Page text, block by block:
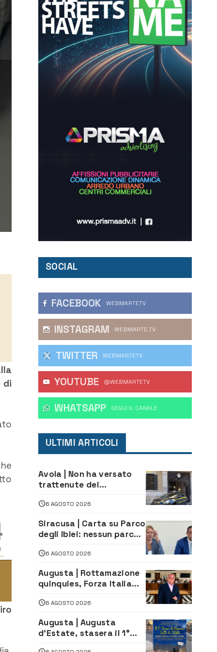
di
SOCIAL
FACEBOOK WEBMARTETV
INSTAGRAM WEBMARTE.TV
TWITTER WEBMARTETV
YOUTUBE @WEBMARTETV
WHATSAPP ‎SEGUI IL CANALE
ULTIMI ARTICOLI
Avola | Non ha versato
trattenute dei
oltre 700 mila euro a
imprenditore della
climatizzazione
6 AGOSTO 2026
Siracusa | Carta su Parco
degli Iblei: nessun parco
comunità e il territorio
6 AGOSTO 2026
Augusta | Rottamazione
quinquies, Forza Italia
«La proposta è nostra»
6 AGOSTO 2026
Augusta | Augusta
d’Estate, stasera il 1°